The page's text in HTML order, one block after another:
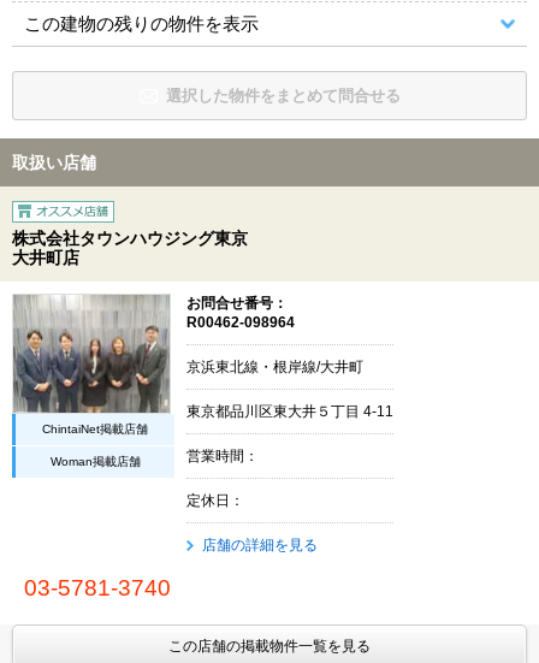
この建物の残りの物件を表示
選択した物件をまとめて問合せる
取扱い店舗
株式会社タウンハウジング東京
大井町店
ChintaiNet掲載店舗
Woman掲載店舗
お問合せ番号：
R00462-098964
京浜東北線・根岸線/大井町
東京都品川区東大井５丁目 4-11
営業時間：
定休日：
店舗の詳細を見る
03-5781-3740
この店舗の掲載物件一覧を見る